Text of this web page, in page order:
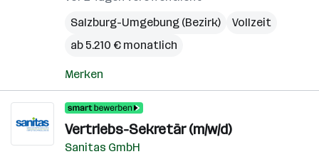
Salzburg-Umgebung (Bezirk)
Vollzeit
ab 5.210 € monatlich
Merken
Vertriebs-Sekretär (m/w/d)
Sanitas GmbH